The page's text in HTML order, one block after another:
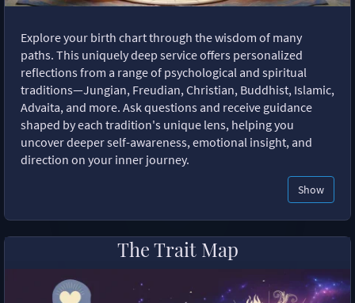
Explore your birth chart through the wisdom of many
paths. This uniquely deep service offers personalized
reflections from a range of psychological and spiritual
traditions—Jungian, Freudian, Christian, Buddhist, Islamic,
Advaita, and more. Ask questions and receive guidance
shaped by each tradition's unique lens, helping you
uncover deeper self-awareness, emotional insight, and
direction on your inner journey.
Show
The Trait Map